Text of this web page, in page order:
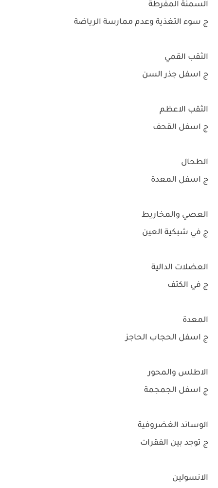
السمنة المفرطة
ج سوء التغذية وعدم ممارسة الرياضة
الثقب القمي
ج اسفل جذر السن
الثقب الاعظم
ج اسفل القحف
الطحال
ج اسفل المعدة
العصي والمخاريط
ج في شبكية العين
العضلات الدالية
ج في الكتف
المعدة
ج اسفل الحجاب الحاجز
الاطلس والمحور
ج اسفل الجمجمة
الوسائد الغضروفية
ج توجد بين الفقرات
الانسولين